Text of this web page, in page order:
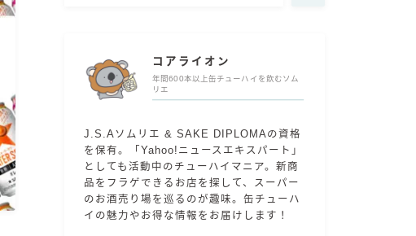
コアライオン
年間600本以上缶チューハイを飲むソム
リエ
J.S.Aソムリエ & SAKE DIPLOMAの資格
を保有。「Yahoo!ニュースエキスパート」
としても活動中のチューハイマニア。新商
品をフラゲできるお店を探して、スーパー
のお酒売り場を巡るのが趣味。缶チューハ
イの魅力やお得な情報をお届けします！